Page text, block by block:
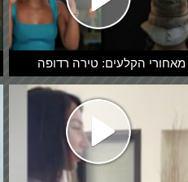
מאחורי הקלעים: טירה רדופה